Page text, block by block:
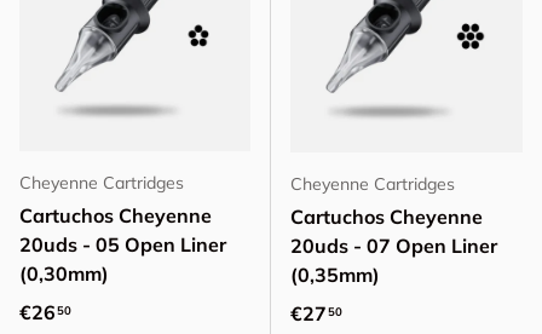
Cheyenne Cartridges
Cartuchos Cheyenne
20uds - 05 Open Liner
(0,30mm)
Precio normal
€2650
Cheyenne Cartridges
Cartuchos Cheyenne
20uds - 07 Open Liner
(0,35mm)
Precio normal
€2750